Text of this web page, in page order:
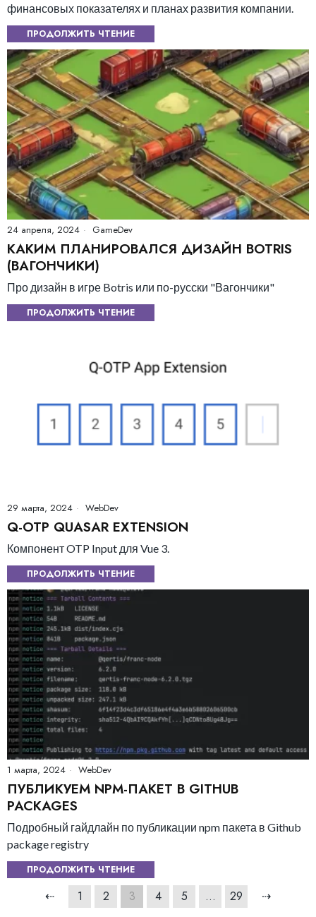
финансовых показателях и планах развития компании.
ПРОДОЛЖИТЬ ЧТЕНИЕ
24 апреля, 2024 GameDev
КАКИМ ПЛАНИРОВАЛСЯ ДИЗАЙН BOTRIS
(ВАГОНЧИКИ)
Про дизайн в игре Botris или по-русски "Вагончики"
ПРОДОЛЖИТЬ ЧТЕНИЕ
29 марта, 2024 WebDev
Q-OTP QUASAR EXTENSION
Компонент OTP Input для Vue 3.
ПРОДОЛЖИТЬ ЧТЕНИЕ
1 марта, 2024 WebDev
ПУБЛИКУЕМ NPM-ПАКЕТ В GITHUB
PACKAGES
Подробный гайдлайн по публикации npm пакета в Github
package registry
ПРОДОЛЖИТЬ ЧТЕНИЕ
⇠ 1 2 3 4 5 … 29 ⇢